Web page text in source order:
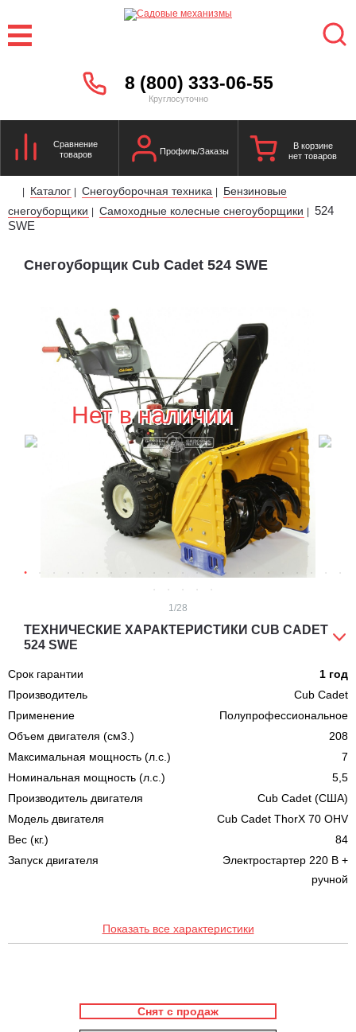
8 (800) 333-06-55
Круглосуточно
Сравнение
товаров
Профиль/Заказы
В корзине
нет товаров
| Каталог | Снегоуборочная техника |
Бензиновые
снегоуборщики | Самоходные колесные снегоуборщики | 524
SWE
Снегоуборщик Cub Cadet 524 SWE
Нет в наличии
1 /28
ТЕХНИЧЕСКИЕ ХАРАКТЕРИСТИКИ CUB CADET
524 SWE
Срок гарантии
1 год
Производитель
Cub Cadet
Применение
Полупрофессиональное
Объем двигателя (см3.)
208
Максимальная мощность (л.с.)
7
Номинальная мощность (л.с.)
5,5
Производитель двигателя
Cub Cadet (США)
Модель двигателя
Cub Cadet ThorX 70 OHV
Вес (кг.)
84
Запуск двигателя
Электростартер 220 В +
ручной
Показать все характеристики
Снят с продаж